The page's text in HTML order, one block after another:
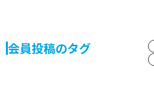
会員投稿のタグ